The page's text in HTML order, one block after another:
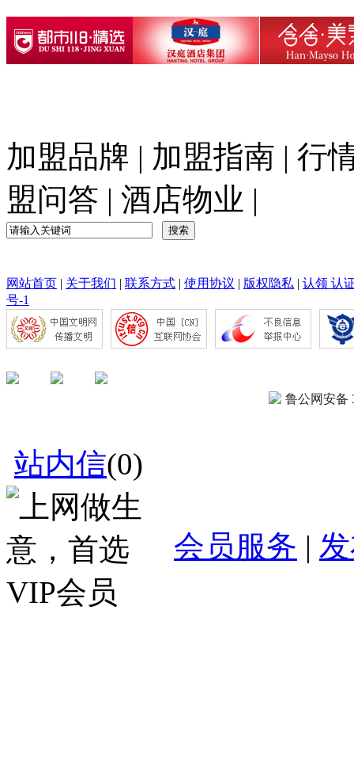
加盟品牌 | 加盟指南 | 行
盟问答 | 酒店物业 |
网站首页 | 关于我们 | 联系方式 | 使用协议 | 版权隐私 | 认领 认
号-1
鲁公网安备
站内信(0)
会员服务 |